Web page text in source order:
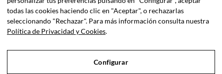
ASELEC CONSULTORES, S.L.P. es una firma especializada en
Asesoría Fiscal, Contable, Laboral y Jurídica, así como
Sociedad Profesional Inscrita en el Registro de Sociedades
todas las cookies haciendo clic en "Aceptar", o rechazarlas
seleccionando "Rechazar". Para más información consulta nuestra
Política de Privacidad y Cookies.
Configurar